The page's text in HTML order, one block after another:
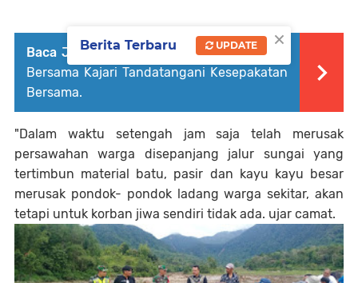
Baca Juga : Bupati Humbang Hasundutan
Bersama Kajari Tandatangani Kesepakatan
Bersama.
"Dalam waktu setengah jam saja telah merusak
persawahan warga disepanjang jalur sungai yang
tertimbun material batu, pasir dan kayu kayu besar
merusak pondok- pondok ladang warga sekitar, akan
tetapi untuk korban jiwa sendiri tidak ada. ujar camat.
×
Berita Terbaru UPDATE